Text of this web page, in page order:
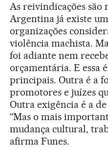
As reivindicações são
Argentina já existe
organizações
violência machista.
foi adiante nem
orçamentária. E essa
principais. Outra é a
promotores e juízes
Outra exigência é a
“Mas o mais
mudança cultural,
afirma Funes.